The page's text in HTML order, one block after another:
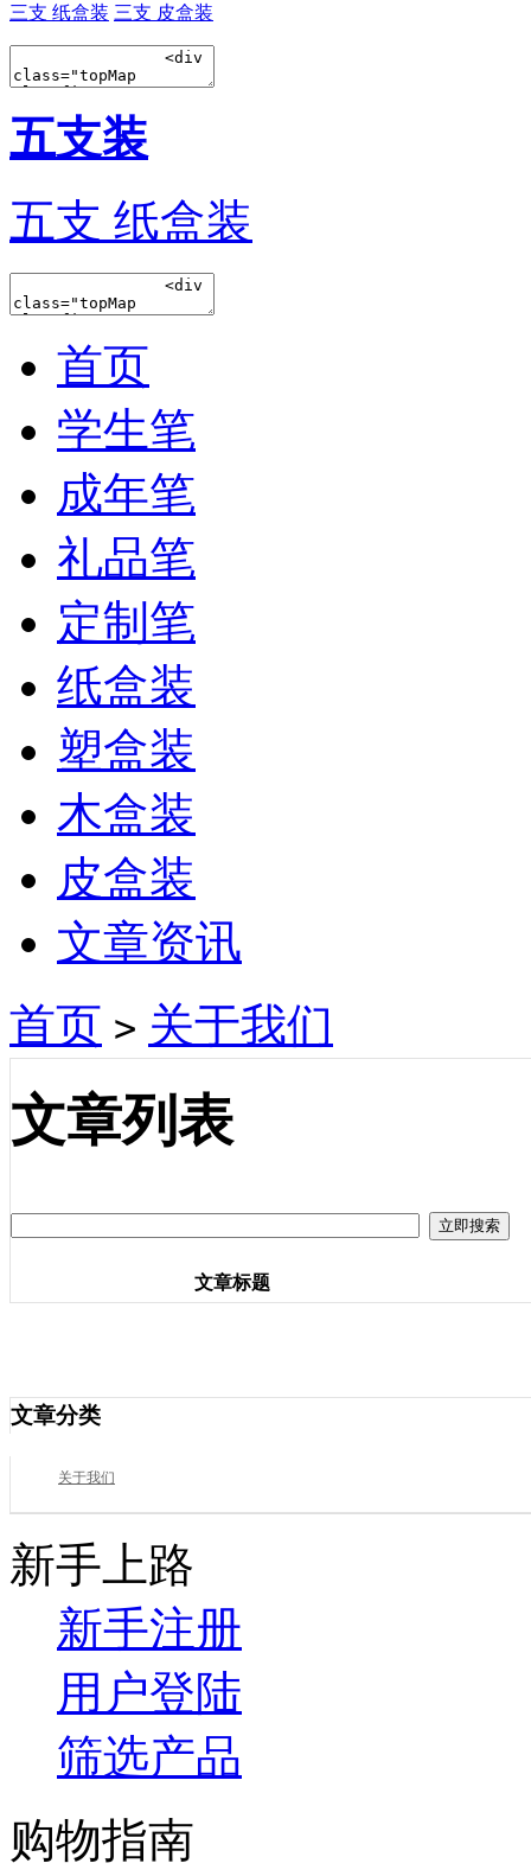
三支 纸盒装 三支 皮盒装
五支装
五支 纸盒装
首页
学生笔
成年笔
礼品笔
定制笔
纸盒装
塑盒装
木盒装
皮盒装
文章资讯
首页 > 关于我们
文章列表
文章标题
文章分类
关于我们
新手上路
新手注册
用户登陆
筛选产品
购物指南